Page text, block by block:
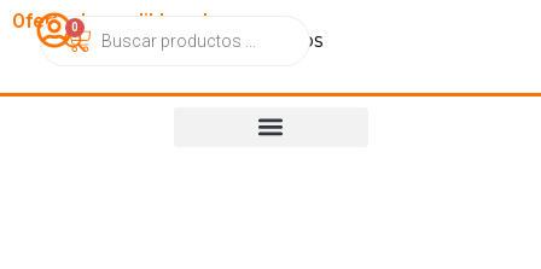
OfertasImperdibles.cl
CatálogoContactoNosotros
0